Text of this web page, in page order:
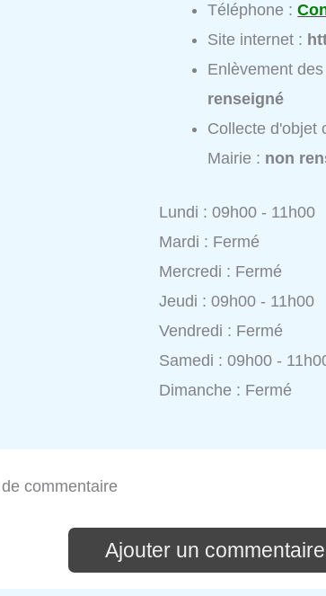
Téléphone :
Site internet :
Enlèvement
renseigné
Collecte d'objet
Mairie : non
Lundi : 09h00 - 11h00
Mardi : Fermé
Mercredi : Fermé
Jeudi : 09h00 - 11h00
Vendredi : Fermé
Samedi : 09h00 -
Dimanche : Fermé
commentaire
Ajouter un